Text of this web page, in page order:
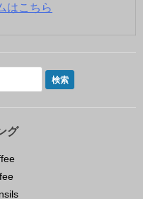
はこちら
グ